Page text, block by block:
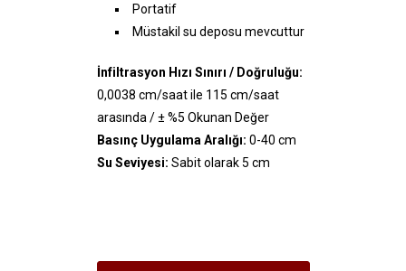
Portatif
Müstakil su deposu mevcuttur
İnfiltrasyon Hızı Sınırı / Doğruluğu:
0,0038 cm/saat ile 115 cm/saat
arasında / ± %5 Okunan Değer
Basınç Uygulama Aralığı: 0-40 cm
Su Seviyesi: Sabit olarak 5 cm